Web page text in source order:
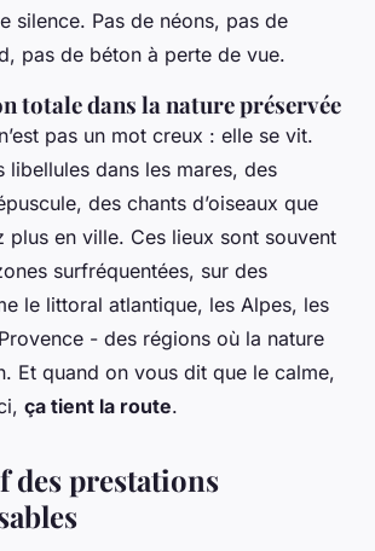
silence. Pas de néons, pas de
pas de béton à perte de vue.
totale dans la nature préservée
pas un mot creux : elle se vit.
libellules dans les mares, des
des chants d’oiseaux que
plus en ville. Ces lieux sont souvent
surfréquentées, sur des
le littoral atlantique, les Alpes, les
- des régions où la nature
Et quand on vous dit que le calme,
ça tient la route.
des prestations